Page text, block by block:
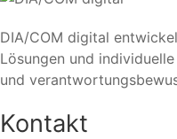
DIA/COM digital
Lösungen und
und
Kontakt